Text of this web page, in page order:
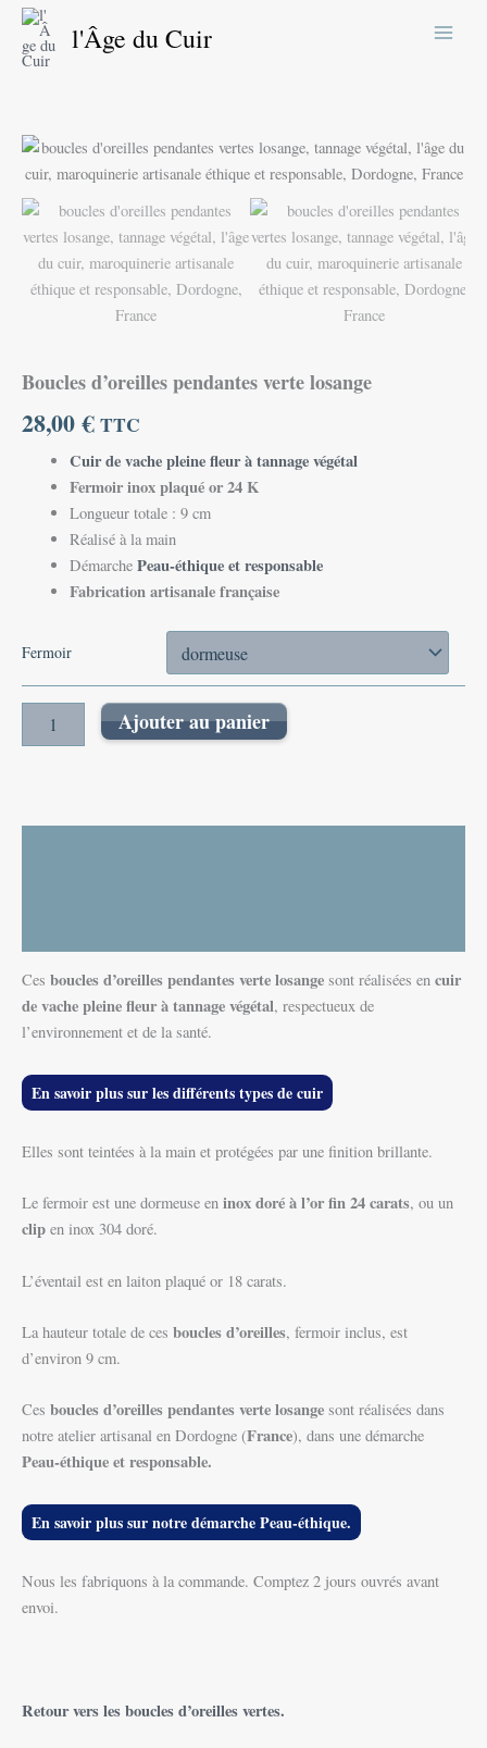
Aller
contenu
l'Âge du Cuir
Boucles d’oreilles pendantes verte losange
28,00€TTC
Cuir de vache pleine fleur à tannage végétal
Fermoir inox plaqué or 24 K
Longueur totale : 9 cm
Réalisé à la main
DémarchePeau-éthique et responsable
Fabrication artisanale française
Fermoir
quantité
Boucles
d'oreilles
pendantes
verte
losange
Ajouter au panier
Ces boucles d’oreilles pendantes verte losange sont réalisées en cuir
de vache pleine fleur à tannage végétal, respectueux de
l’environnement et de la santé.
En savoir plus sur les différents types de cuir
Elles sont teintées à la main et protégées par une finition brillante.
Le fermoir est une dormeuse en inox doré à l’or fin 24 carats, ou un
clip en inox 304 doré.
L’éventail est en laiton plaqué or 18 carats.
La hauteur totale de ces boucles d’oreilles, fermoir inclus, est
d’environ 9 cm.
Ces boucles d’oreilles pendantes verte losange sont réalisées dans
notre atelier artisanal en Dordogne (France), dans une démarche
Peau-éthique et responsable.
En savoir plus sur notre démarche Peau-éthique.
Nous les fabriquons à la commande. Comptez 2 jours ouvrés avant
envoi.
Retour vers les boucles d’oreilles vertes.